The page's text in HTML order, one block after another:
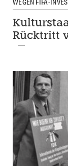
Rücktritt